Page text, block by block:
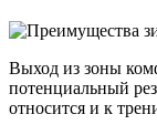
Выход из зоны
потенциальный
относится и к